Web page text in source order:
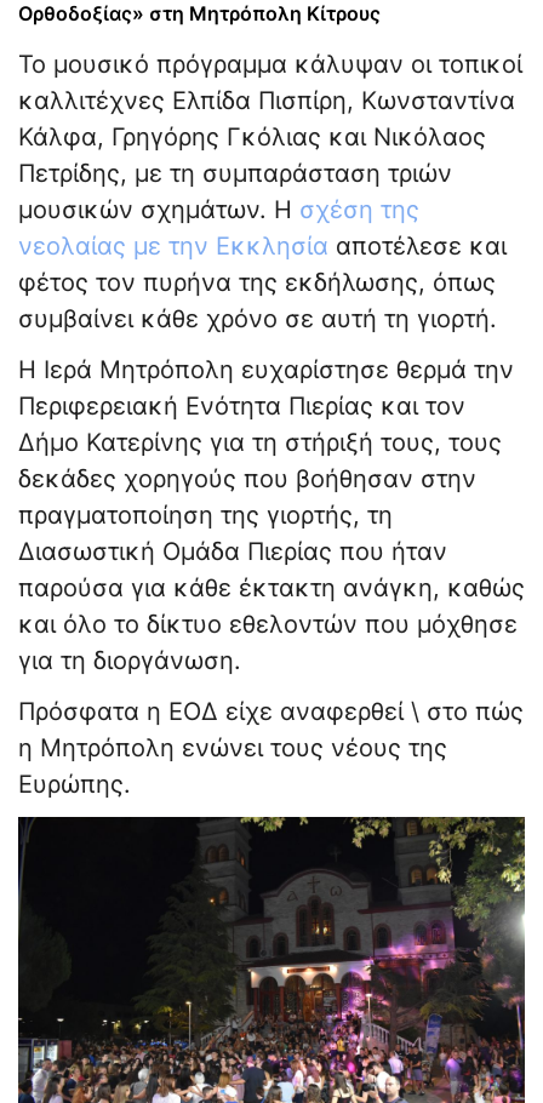
Ορθοδοξίας» στη Μητρόπολη Κίτρους
Το μουσικό πρόγραμμα κάλυψαν οι τοπικοί
καλλιτέχνες Ελπίδα Πισπίρη, Κωνσταντίνα
Κάλφα, Γρηγόρης Γκόλιας και Νικόλαος
Πετρίδης, με τη συμπαράσταση τριών
μουσικών σχημάτων. Η σχέση της
νεολαίας με την Εκκλησία αποτέλεσε και
φέτος τον πυρήνα της εκδήλωσης, όπως
συμβαίνει κάθε χρόνο σε αυτή τη γιορτή.
Η Ιερά Μητρόπολη ευχαρίστησε θερμά την
Περιφερειακή Ενότητα Πιερίας και τον
Δήμο Κατερίνης για τη στήριξή τους, τους
δεκάδες χορηγούς που βοήθησαν στην
πραγματοποίηση της γιορτής, τη
Διασωστική Ομάδα Πιερίας που ήταν
παρούσα για κάθε έκτακτη ανάγκη, καθώς
και όλο το δίκτυο εθελοντών που μόχθησε
για τη διοργάνωση.
Πρόσφατα η ΕΟΔ είχε αναφερθεί \ στο πώς
η Μητρόπολη ενώνει τους νέους της
Ευρώπης.